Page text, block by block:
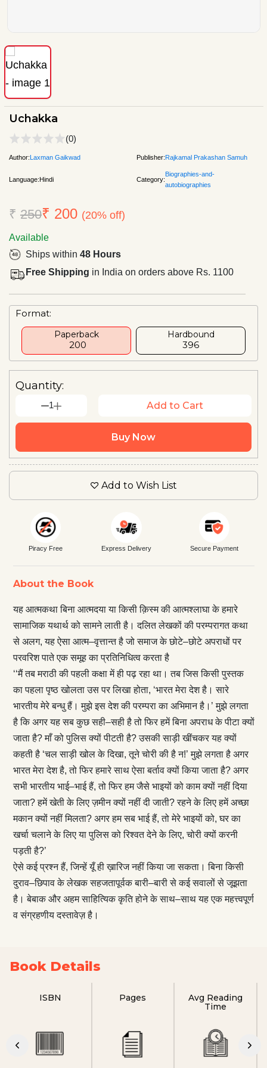
Uchakka
(0)
Author:Laxman Gaikwad Publisher:Rajkamal Prakashan Samuh
Language:Hindi Category:
Biographies-and-
autobiographies
₹ 250₹ 200 (20% off)
Available
Ships within 48 Hours
Free Shipping in India on orders above Rs. 1100
Format:
Paperback
₹ 200
Hardbound
₹396
Quantity:
1 Add to Cart
Buy Now
Add to Wish List
Piracy Free Express Delivery Secure Payment
About the Book
यह आत्मकथा बिना आत्मदया या किसी क़िस्म की आत्मश्लाघा के हमारे
सामाजिक यथार्थ को सामने लाती है। दलित लेखकों की परम्परागत कथा
से अलग, यह ऐसा आत्म–वृत्तान्त है जो समाज के छोटे–छोटे अपराधों पर
परवरिश पाते एक समूह का प्रतिनिधित्व करता है
‘‘मैं तब मराठी की पहली कक्षा में ही पढ़ रहा था। तब जिस किसी पुस्तक
का पहला पृष्ठ खोलता उस पर लिखा होता, ‘भारत मेरा देश है। सारे
भारतीय मेरे बन्धु हैं। मुझे इस देश की परम्परा का अभिमान है।’ मुझे लगता
है कि अगर यह सब कुछ सही–सही है तो फिर हमें बिना अपराध के पीटा क्यों
जाता है? माँ को पुलिस क्यों पीटती है? उसकी साड़ी खींचकर यह क्यों
कहती है ‘चल साड़ी खोल के दिखा, तूने चोरी की है न!’ मुझे लगता है अगर
भारत मेरा देश है, तो फिर हमारे साथ ऐसा बर्ताव क्यों किया जाता है? अगर
सभी भारतीय भाई–भाई हैं, तो फिर हम जैसे भाइयों को काम क्यों नहीं दिया
जाता? हमें खेती के लिए ज़मीन क्यों नहीं दी जाती? रहने के लिए हमें अच्छा
मकान क्यों नहीं मिलता? अगर हम सब भाई हैं, तो मेरे भाइयों को, घर का
खर्चा चलाने के लिए या पुलिस को रिश्वत देने के लिए, चोरी क्यों करनी
पड़ती है?’
ऐसे कई प्रश्न हैं, जिन्हें यूँ ही ख़ारिज नहीं किया जा सकता। बिना किसी
दुराव–छिपाव के लेखक सहजतापूर्वक बारी–बारी से कई सवालों से जूझता
है। बेबाक और अहम साहित्यिक कृति होने के साथ–साथ यह एक महत्त्वपूर्ण
व संग्रहणीय दस्तावेज़ है।
Book Details
ISBN Pages
Avg Reading
Time